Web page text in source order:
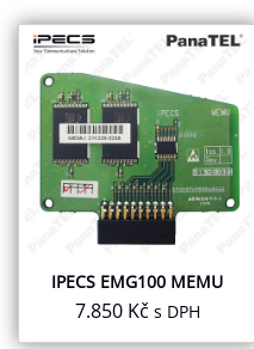
IPECS EMG100 MEMU
7.850 Kč s DPH